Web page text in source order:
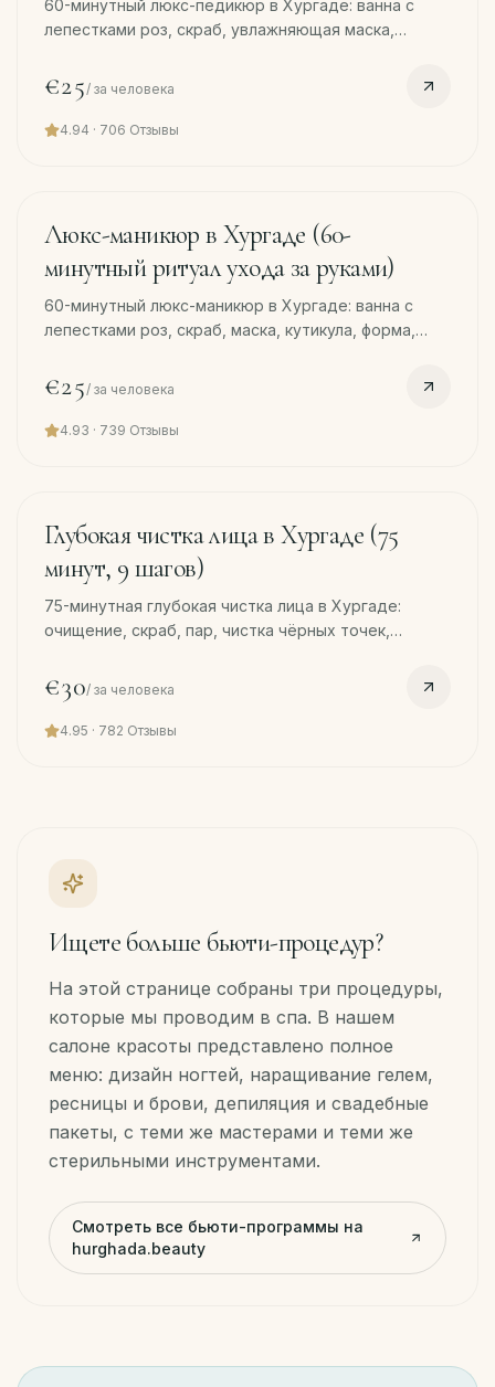
60-минутный люкс-педикюр в Хургаде: ванна с
лепестками роз, скраб, увлажняющая маска,
Бесплатный трансфер.
€25/ за человека
4.94 · 706 Отзывы
Люкс-маникюр в Хургаде (60-
минутный ритуал ухода за руками)
60-минутный люкс-маникюр в Хургаде: ванна с
лепестками роз, скраб, маска, кутикула, форма,
€25/ за человека
4.93 · 739 Отзывы
min
Глубокая чистка лица в Хургаде (75
минут, 9 шагов)
75-минутная глубокая чистка лица в Хургаде:
очищение, скраб, пар, чистка чёрных точек,
Бесплатный трансфер.
€30/ за человека
4.95 · 782 Отзывы
Ищете больше бьюти-процедур?
На этой странице собраны три процедуры,
которые мы проводим в спа. В нашем
салоне красоты представлено полное
меню: дизайн ногтей, наращивание гелем,
ресницы и брови, депиляция и свадебные
пакеты, с теми же мастерами и теми же
стерильными инструментами.
Смотреть все бьюти-программы на
hurghada.beauty